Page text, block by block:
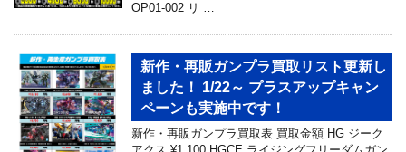
OP01-002 リ …
新作・再販ガンプラ買取リスト更新し
ました！ 1/22～ プラスアップキャン
ペーンも実施中です！
新作・再販ガンプラ買取表 買取金額 HG ジーク